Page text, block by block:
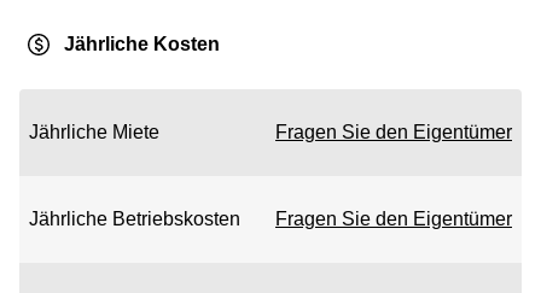
Jährliche Kosten
Jährliche Miete Fragen Sie den Eigentümer
Jährliche Betriebskosten Fragen Sie den Eigentümer